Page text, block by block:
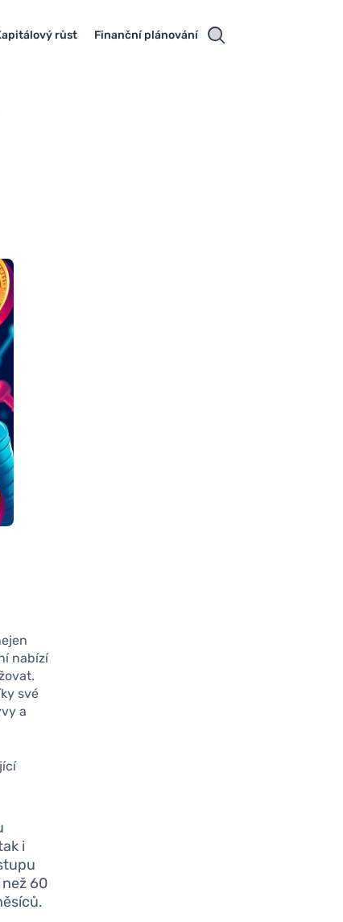
růst Finanční plánování
nabízí
své
a
i
60